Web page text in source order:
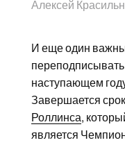
Алексей
И еще один
наступающем
Завершается
Роллинса,
является